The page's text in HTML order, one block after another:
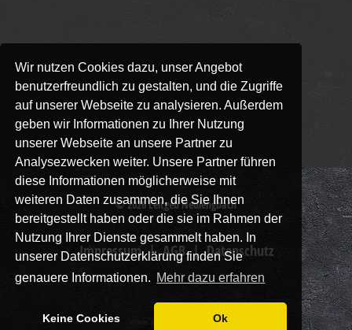
Wir nutzen Cookies dazu, unser Angebot
benutzerfreundlich zu gestalten, und die Zugriffe
auf unserer Webseite zu analysieren. Außerdem
geben wir Informationen zu Ihrer Nutzung
unserer Webseite an unsere Partner zu
Analysezwecken weiter. Unsere Partner führen
diese Informationen möglicherweise mit
weiteren Daten zusammen, die Sie Ihnen
bereitgestellt haben oder die sie im Rahmen der
Nutzung Ihrer Dienste gesammelt haben. In
unserer Datenschutzerklärung finden Sie
genauere Informationen. Mehr dazu erfahren
Keine Cookies Ok
© 2026Leitgeb Neulengbach
Impressum AGB Datenschutz
made with 3unikat.at